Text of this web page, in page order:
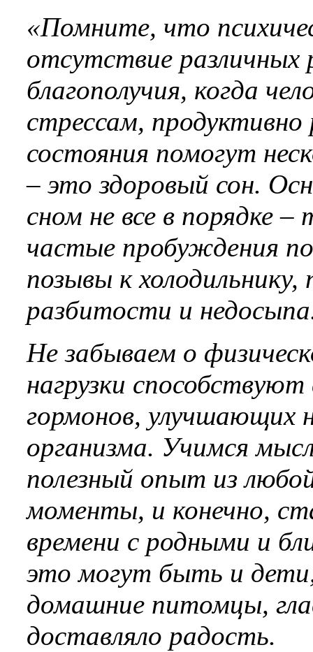
«Помните, что
отсутствие различных
благополучия, когда
стрессам,
состояния помогут
– это здоровый сон.
сном не все в порядке
частые пробуждения
позывы к
разбитости и
Не забываем о
нагрузки
гормонов, улучшающих
организма. Учимся
полезный опыт из
моменты, и конечно,
времени с родными и
это могут быть и
домашние питомцы,
доставляло радость.